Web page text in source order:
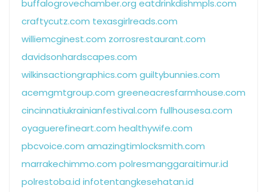
buffalogrovechamber.org eatdrinkdishmpls.com
craftycutz.com texasgirlreads.com
williemcginest.com zorrosrestaurant.com
davidsonhardscapes.com
wilkinsactiongraphics.com guiltybunnies.com
acemgmtgroup.com greeneacresfarmhouse.com
cincinnatiukrainianfestival.com fullhousesa.com
oyaguerefineart.com healthywife.com
pbcvoice.com amazingtimlocksmith.com
marrakechimmo.com polresmanggaraitimur.id
polrestoba.id infotentangkesehatan.id